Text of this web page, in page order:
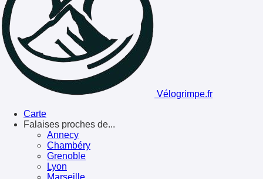
Vélogrimpe.fr
Carte
Falaises proches de...
Annecy
Chambéry
Grenoble
Lyon
Marseille